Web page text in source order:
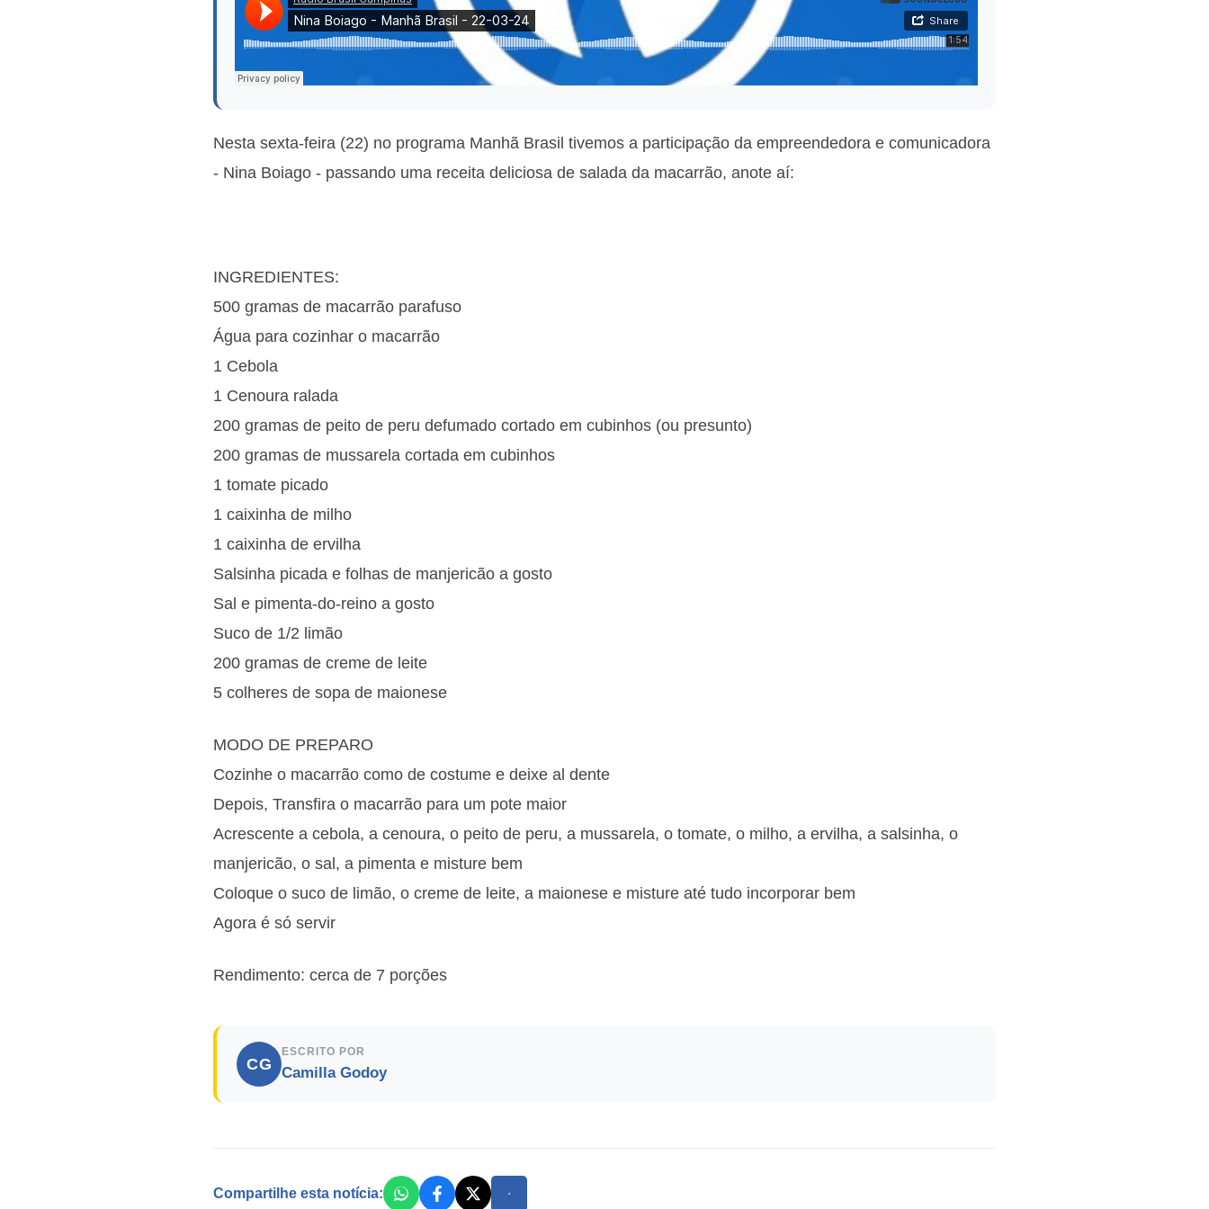
Nesta sexta-feira (22) no programa Manhã Brasil tivemos a participação da empreendedora e comunicadora
- Nina Boiago - passando uma receita deliciosa de salada da macarrão, anote aí:
INGREDIENTES:
500 gramas de macarrão parafuso
Água para cozinhar o macarrão
1 Cebola
1 Cenoura ralada
200 gramas de peito de peru defumado cortado em cubinhos (ou presunto)
200 gramas de mussarela cortada em cubinhos
1 tomate picado
1 caixinha de milho
1 caixinha de ervilha
Salsinha picada e folhas de manjericão a gosto
Sal e pimenta-do-reino a gosto
Suco de 1/2 limão
200 gramas de creme de leite
5 colheres de sopa de maionese
MODO DE PREPARO
Cozinhe o macarrão como de costume e deixe al dente
Depois, Transfira o macarrão para um pote maior
Acrescente a cebola, a cenoura, o peito de peru, a mussarela, o tomate, o milho, a ervilha, a salsinha, o
manjericão, o sal, a pimenta e misture bem
Coloque o suco de limão, o creme de leite, a maionese e misture até tudo incorporar bem
Agora é só servir
Rendimento: cerca de 7 porções
CG
ESCRITO POR
Camilla Godoy
Compartilhe esta notícia: